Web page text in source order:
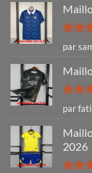
Note
5
par
Note
5
par
2026